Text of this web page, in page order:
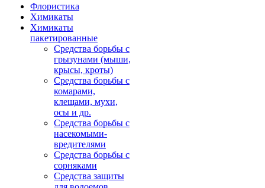
Флористика
Химикаты
Химикаты
пакетированные
Средства борьбы с
грызунами (мыши,
крысы, кроты)
Средства борьбы с
комарами,
клещами, мухи,
осы и др.
Средства борьбы с
насекомыми-
вредителями
Средства борьбы с
сорняками
Средства защиты